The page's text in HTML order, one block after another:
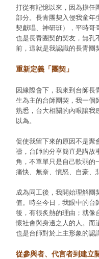
打從有記憶以來，因為擔任
部分。長青團契入侵我童年
契獻唱、神研班），平時哥
也是長青團契的契友，無孔
前，這就是我認識的長青團
重新定義「團契」
因緣際會下，我來到台師
生為主的台師團契，我一個
熟悉，台大相關的內哏讓我
以為。
促使我留下來的原因不是聚
禱，台師的分享簡直是講故
角，不單單只是自己軟弱的
痛快、無奈、憤怒、自豪、
成為同工後，我開始理解團
值。時至今日，我眼中的台
後，有很炙熱的理由；就像
懷社會與身邊之人的人。而
也是台師對於上主形象的認
從參與者、代言者到建立